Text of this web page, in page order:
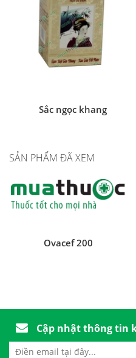
Sắc ngọc khang
SẢN PHẨM ĐÃ XEM
Ovacef 200
Cập nhật thông tin